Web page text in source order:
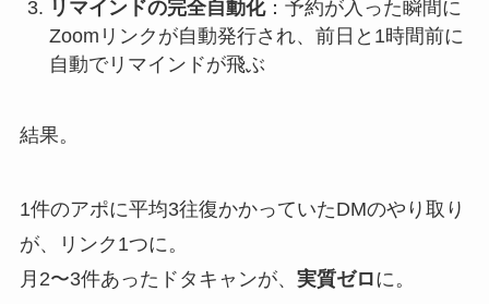
リマインドの完全自動化：予約が入った瞬間に
Zoomリンクが自動発行され、前日と1時間前に
自動でリマインドが飛ぶ
結果。
1件のアポに平均3往復かかっていたDMのやり取り
が、リンク1つに。
月2〜3件あったドタキャンが、 実質ゼロに。